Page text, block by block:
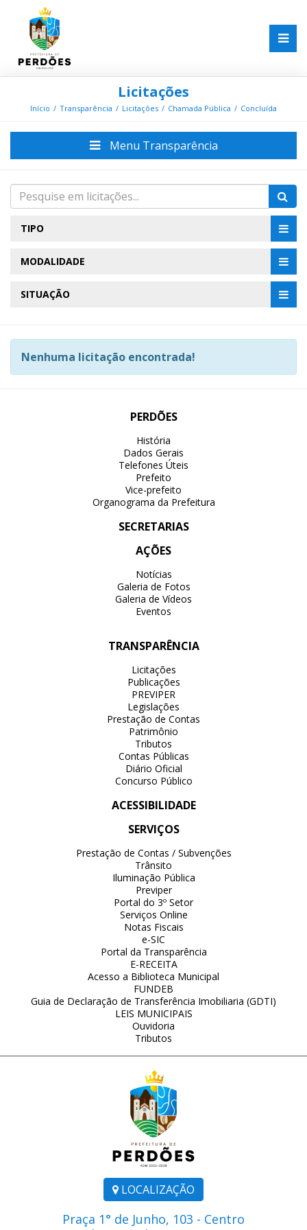
Licitações
Início Transparência Licitações Chamada Pública Concluída
Menu Transparência
TIPO
MODALIDADE
SITUAÇÃO
Nenhuma licitação encontrada!
LOCALIZAÇÃO
Praça 1° de Junho, 103 - Centro
PERDÕES
História
Dados Gerais
Telefones Úteis
Prefeito
Vice-prefeito
Organograma da Prefeitura
SECRETARIAS
AÇÕES
Notícias
Galeria de Fotos
Galeria de Vídeos
Eventos
TRANSPARÊNCIA
Licitações
Publicações
PREVIPER
Legislações
Prestação de Contas
Patrimônio
Tributos
Contas Públicas
Diário Oficial
Concurso Público
ACESSIBILIDADE
SERVIÇOS
Prestação de Contas / Subvenções
Trânsito
Iluminação Pública
Previper
Portal do 3º Setor
Serviços Online
Notas Fiscais
e-SIC
Portal da Transparência
E-RECEITA
Acesso a Biblioteca Municipal
FUNDEB
Guia de Declaração de Transferência Imobiliaria (GDTI)
LEIS MUNICIPAIS
Ouvidoria
Tributos